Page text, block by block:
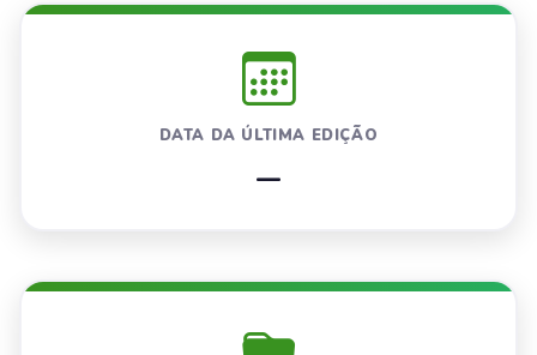
DATA DA ÚLTIMA EDIÇÃO
—